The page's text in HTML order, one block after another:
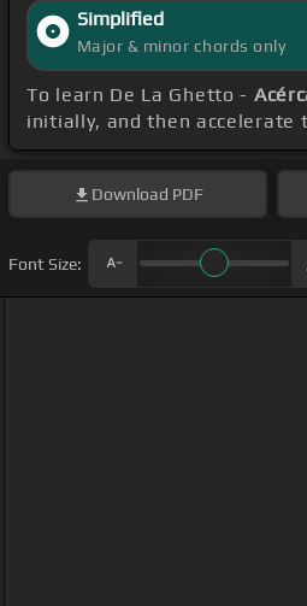
Simplified
Major & minor chords only
To learn De La Ghetto -
initially, and then accelerate
Download PDF
Font Size: